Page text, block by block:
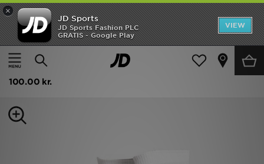
×
JD Sports
JD Sports Fashion PLC
GRATIS - Google Play
VIEW
Hjem
Herrer Herretilbehør Sportsudstyr
Nike Squad Leg Sleeves
100.00 kr.
Hjem
Udsalg
Damer